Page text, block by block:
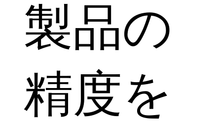
製品の
精度を